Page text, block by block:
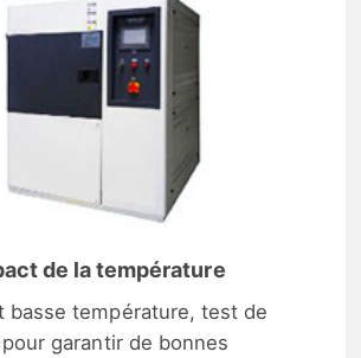
de la température
basse température, test de
garantir de bonnes